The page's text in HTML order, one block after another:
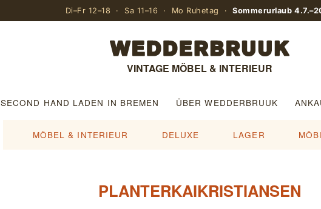
Di–Fr 12–18 · Sa 11–16 · Mo Ruhetag ·Sommerurlaub
VINTAGE MÖBEL & INTERIEUR
SECOND HAND LADEN IN BREMEN ÜBER WEDDERBRUUK
MÖBEL & INTERIEUR DELUXE LAGER
PLANTERKAIKRISTIANSEN